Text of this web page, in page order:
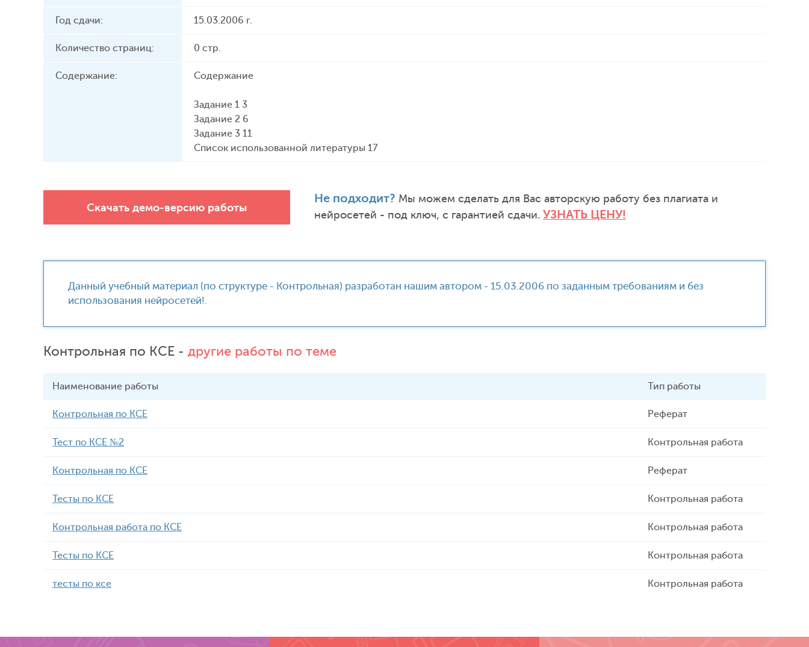
Год сдачи: 15.03.2006 г.
Количество страниц: 0 стр.
Содержание: Содержание
Задание 1 3
Задание 2 6
Задание 3 11
Список использованной литературы 17
Скачать демо-версию работы
Не подходит? Мы можем сделать для Вас авторскую работу без плагиата и
нейросетей - под ключ, с гарантией сдачи. УЗНАТЬ ЦЕНУ!
Данный учебный материал (по структуре - Контрольная) разработан нашим автором - 15.03.2006 по заданным требованиям и без
использования нейросетей!.
Контрольная по КСЕ - другие работы по теме
Наименование работы Тип работы
Контрольная по КСЕ Реферат
Тест по КСЕ №2 Контрольная работа
Контрольная по КСЕ Реферат
Тесты по КСЕ Контрольная работа
Контрольная работа по КСЕ Контрольная работа
Тесты по КСЕ Контрольная работа
тесты по ксе Контрольная работа